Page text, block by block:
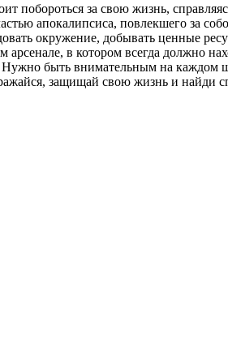
побороться за свою жизнь,
апокалипсиса, повлекшего за
окружение, добывать ценные
арсенале, в котором всегда
быть внимательным на каждом
защищай свою жизнь и найди